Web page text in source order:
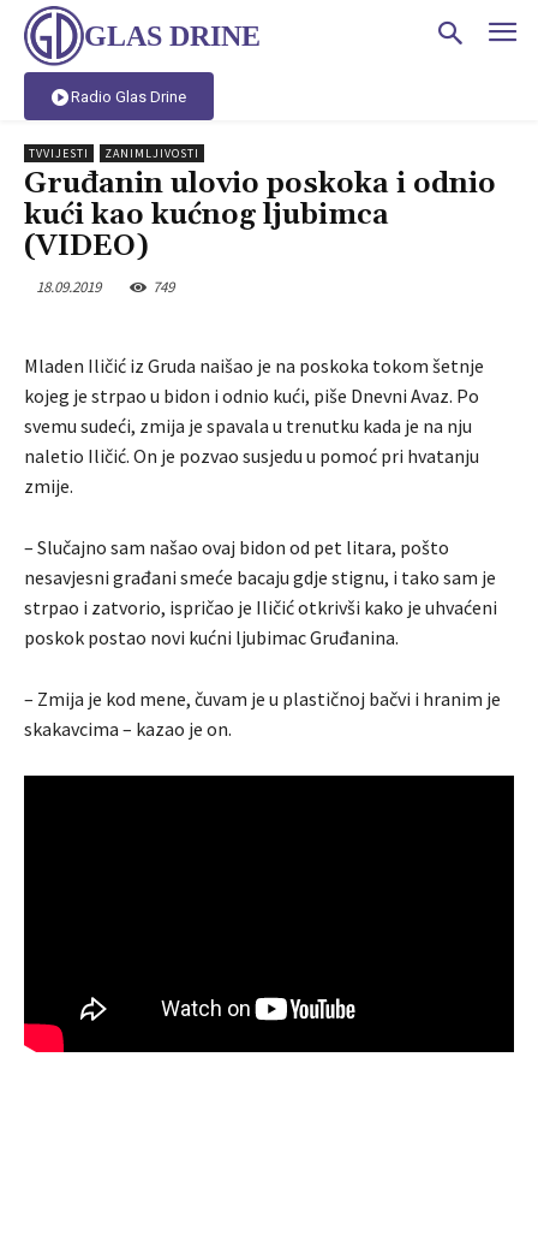
GLAS DRINE
Radio Glas Drine
TVVIJESTI ZANIMLJIVOSTI
Gruđanin ulovio poskoka i odnio
kući kao kućnog ljubimca
(VIDEO)
18.09.2019 749
Mladen Iličić iz Gruda naišao je na poskoka tokom šetnje
kojeg je strpao u bidon i odnio kući, piše Dnevni Avaz. Po
svemu sudeći, zmija je spavala u trenutku kada je na nju
naletio Iličić. On je pozvao susjedu u pomoć pri hvatanju
zmije.
– Slučajno sam našao ovaj bidon od pet litara, pošto
nesavjesni građani smeće bacaju gdje stignu, i tako sam je
strpao i zatvorio, ispričao je Iličić otkrivši kako je uhvaćeni
poskok postao novi kućni ljubimac Gruđanina.
– Zmija je kod mene, čuvam je u plastičnoj bačvi i hranim je
skakavcima – kazao je on.